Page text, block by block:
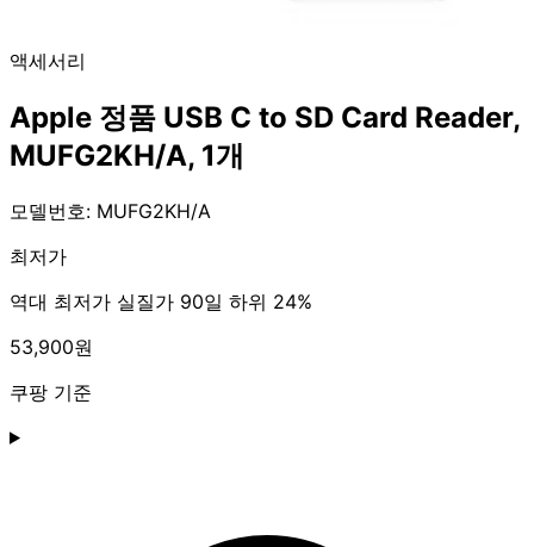
액세서리
Apple 정품 USB C to SD Card Reader,
MUFG2KH/A, 1개
모델번호: MUFG2KH/A
최저가
역대 최저가 실질가 90일 하위 24%
53,900원
쿠팡 기준